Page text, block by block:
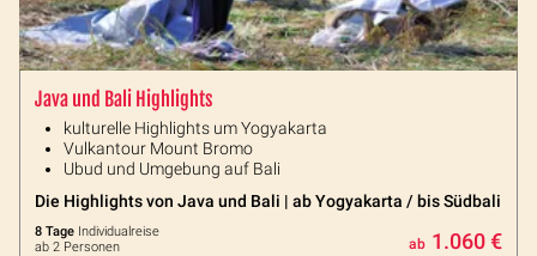
Java und Bali Highlights
kulturelle Highlights um Yogyakarta
Vulkantour Mount Bromo
Ubud und Umgebung auf Bali
Die Highlights von Java und Bali | ab Yogyakarta / bis Südbali
8 Tage Individualreise
ab 2 Personen
ab 1.060 €